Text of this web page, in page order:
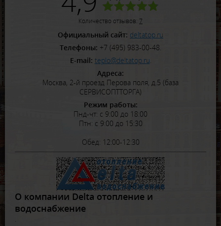
Количество отзывов: 7
Официальный сайт: deltatop.ru
Телефоны: +7 (495) 983-00-48.
E-mail: teplo@deltatop.ru.
Адреса:
Москва, 2-й проезд Перова поля, д.5 (база
СЕРВИСОПТТОРГА)
Режим работы:
Пнд-чт: с 9:00 до 18:00
Птн: с 9:00 до 15:30
Обед: 12:00-12:30
О компании Delta отопление и
водоснабжение
.